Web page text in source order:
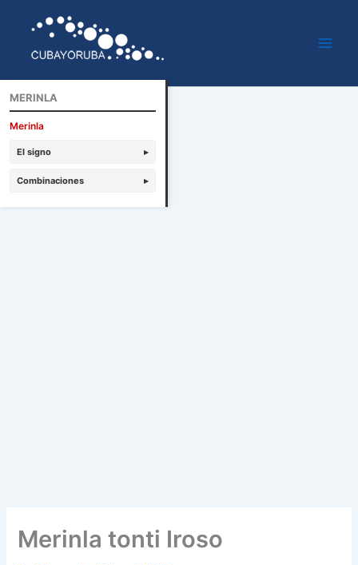
contenido
Merinla tonti Iroso
MERINLA
Merinla
El signo ▸
Combinaciones ▸